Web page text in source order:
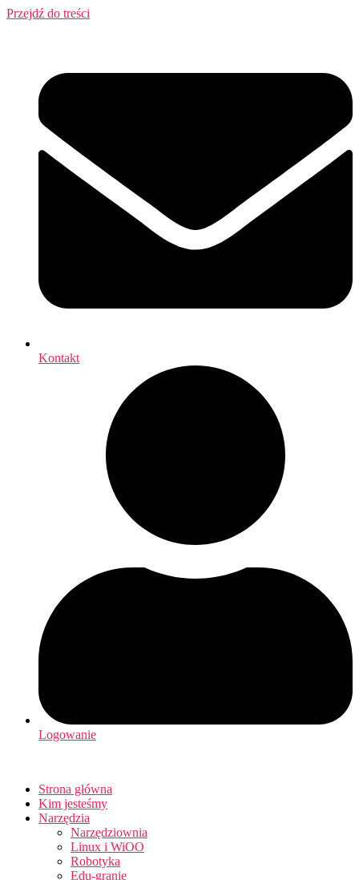
Przejdź do treści
Kontakt
Logowanie
Strona główna
Kim jesteśmy
Narzędzia
Narzędziownia
Linux i WiOO
Robotyka
Edu-granie